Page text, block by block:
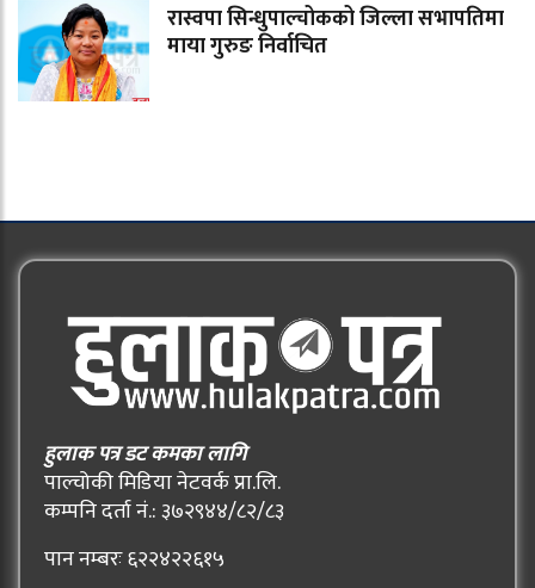
रास्वपा सिन्धुपाल्चोकको जिल्ला सभापतिमा
माया गुरुङ निर्वाचित
हुलाक पत्र डट कमका लागि
पाल्चोकी मिडिया नेटवर्क प्रा.लि.
कम्पनि दर्ता नं.: ३७२९४४/८२/८३
पान नम्बरः ६२२४२२६१५